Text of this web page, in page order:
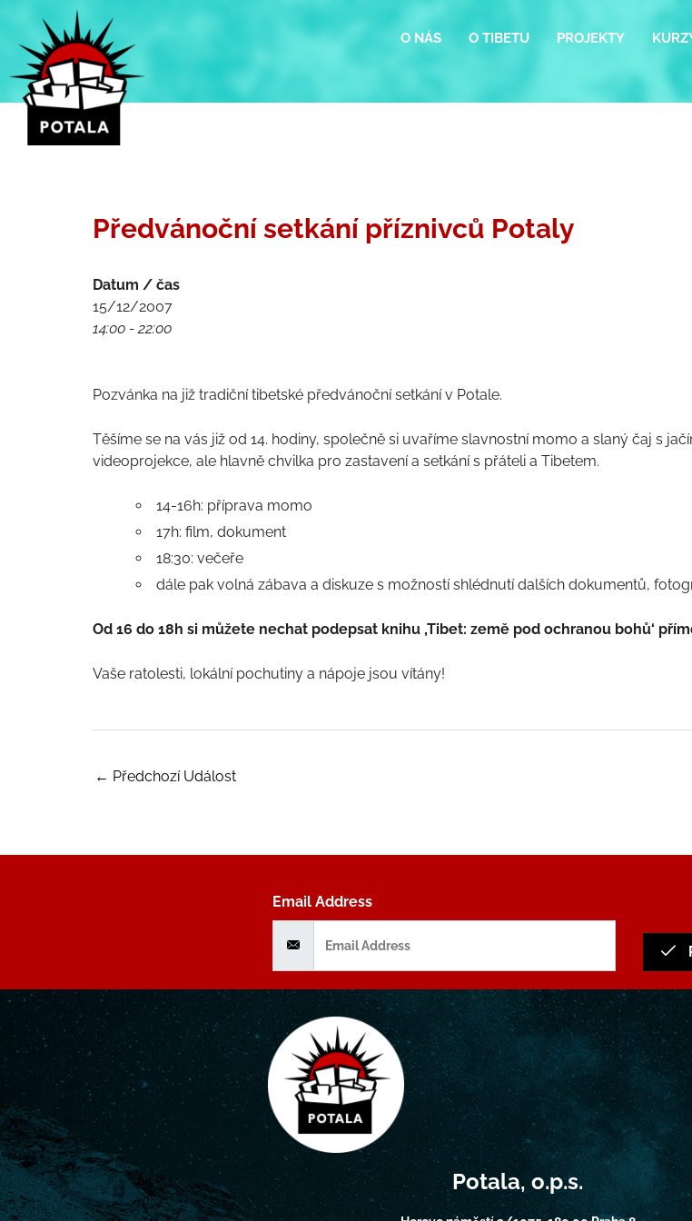
obsah
O NÁS O TIBETU PROJEKTY
Předvánoční setkání příznivců Potaly
Datum / čas
15/12/2007
14:00 - 22:00
Pozvánka na již tradiční tibetské předvánoční setkání v Potale.
Těšíme se na vás již od 14. hodiny, společně si uvaříme slavnostní momo a slaný čaj s
videoprojekce, ale hlavně chvilka pro zastavení a setkání s přáteli a Tibetem.
14-16h: příprava momo
17h: film, dokument
18:30: večeře
dále pak volná zábava a diskuze s možností shlédnutí dalších dokumentů,
Od 16 do 18h si můžete nechat podepsat knihu ‚Tibet: země pod ochranou bohů‘
Vaše ratolesti, lokální pochutiny a nápoje jsou vítány!
← Předchozí Událost
Email Address
Potala, o.p.s.